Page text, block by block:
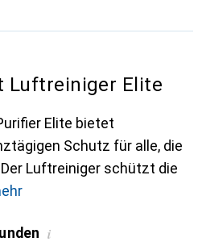
Luftreiniger Elite
Elite bietet
Schutz für alle, die
Luftreiniger schützt die
i